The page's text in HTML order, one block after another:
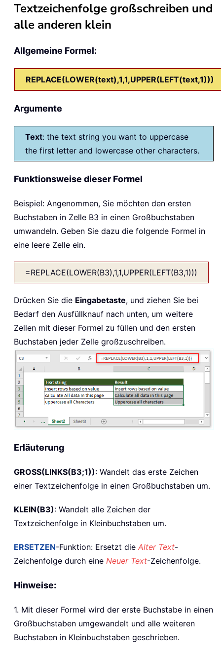
Textzeichenfolge großschreiben und
alle anderen klein
Allgemeine Formel:
REPLACE(LOWER(text),1,1,UPPER(LEFT(text,1)))
Argumente
Text: the text string you want to uppercase
the first letter and lowercase other characters.
Funktionsweise dieser Formel
Beispiel: Angenommen, Sie möchten den ersten
Buchstaben in Zelle B3 in einen Großbuchstaben
umwandeln. Geben Sie dazu die folgende Formel in
eine leere Zelle ein.
=REPLACE(LOWER(B3),1,1,UPPER(LEFT(B3,1)))
Drücken Sie die Eingabetaste, und ziehen Sie bei
Bedarf den Ausfüllknauf nach unten, um weitere
Zellen mit dieser Formel zu füllen und den ersten
Buchstaben jeder Zelle großzuschreiben.
Erläuterung
GROSS(LINKS(B3;1)): Wandelt das erste Zeichen
einer Textzeichenfolge in einen Großbuchstaben um.
KLEIN(B3): Wandelt alle Zeichen der
Textzeichenfolge in Kleinbuchstaben um.
ERSETZEN-Funktion: Ersetzt die Alter Text-
Zeichenfolge durch eine Neuer Text-Zeichenfolge.
Hinweise:
1. Mit dieser Formel wird der erste Buchstabe in einen
Großbuchstaben umgewandelt und alle weiteren
Buchstaben in Kleinbuchstaben geschrieben.